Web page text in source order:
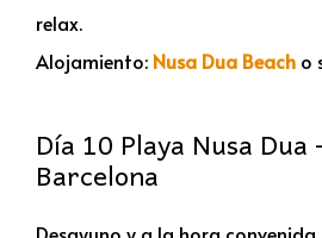
relax.
Alojamiento: Nusa Dua Beach o
Día 10 Playa Nusa
Barcelona